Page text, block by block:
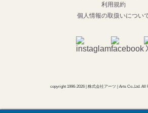
利用規約
個人情報の取扱いについ
copyright 1996-2026 | 株式会社アーツ | Arts Co.,Ltd. All